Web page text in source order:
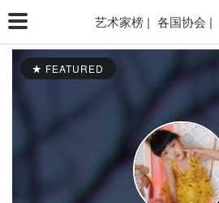
艺术家榜 | 各国协会 |
FEATURED